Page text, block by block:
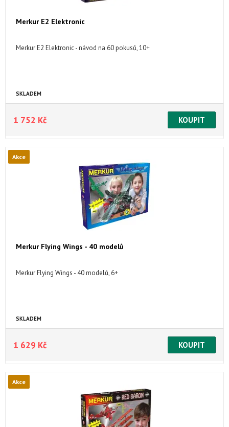
Merkur E2 Elektronic
Merkur E2 Elektronic - návod na 60 pokusů, 10+
SKLADEM
1 752 Kč
Akce
Merkur Flying Wings - 40 modelů
Merkur Flying Wings - 40 modelů, 6+
SKLADEM
1 629 Kč
Akce